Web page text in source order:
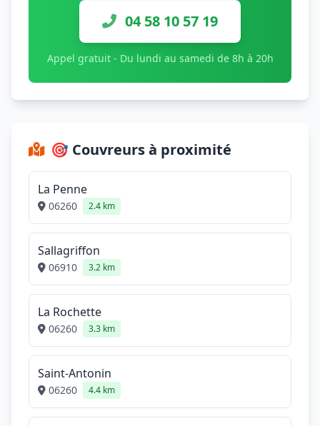
04 58 10 57 19
Appel gratuit - Du lundi au samedi de 8h à 20h
🎯 Couvreurs à proximité
La Penne
06260 2.4 km
Sallagriffon
06910 3.2 km
La Rochette
06260 3.3 km
Saint-Antonin
06260 4.4 km